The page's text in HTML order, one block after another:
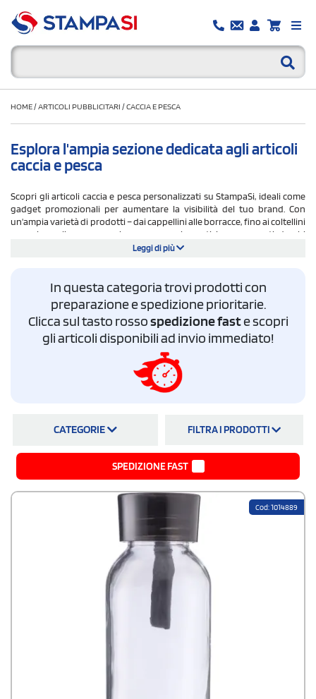
HOME/ARTICOLI PUBBLICITARI /CACCIA E PESCA
Esplora l'ampia sezione dedicata agli articoli
caccia e pesca
Scopri gli articoli caccia e pesca personalizzati su StampaSi, ideali come
gadget promozionali per aumentare la visibilità del tuo brand. Con
un'ampia varietà di prodotti – dai cappellini alle borracce, fino ai coltellini
– puoi scegliere accessori pesca e caccia pratici e apprezzati da chi
pratica queste discipline. Grazie al numero elevato di appassionati, il logo
legati a caccia e pesca sono ottimi anche come omaggi per fidelizzare i
clienti di negozi specializzati o aziende del settore.
Offriamo accessori caccia e pesca dialta qualità a prezzi competitivi
spedizione gratuita in tutta Italia . Con gli articoli da caccia e pesca
promozionali di StampaSi, la tua pubblicità sarà efficace ed economica.
Leggi di più
In questa categoria trovi prodotti con
preparazione e spedizione prioritarie.
Clicca sul tasto rossospedizione faste scopri
gli articoli disponibili ad invio immediato!
CATEGORIE FILTRA I PRODOTTI
SPEDIZIONE FAST
Cod: 1014889